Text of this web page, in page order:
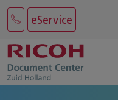
eService